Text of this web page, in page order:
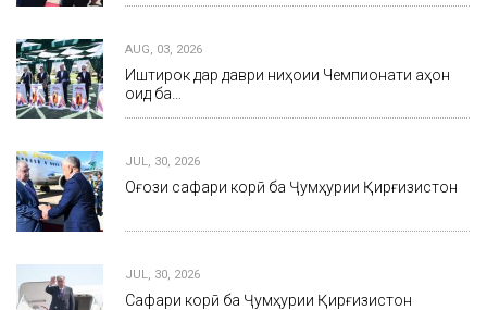
AUG, 03, 2026
Иштирок дар даври ниҳоии Чемпионати ҷаҳон
оид ба…
JUL, 30, 2026
Оғози сафари корӣ ба Ҷумҳурии Қирғизистон
JUL, 30, 2026
Сафари корӣ ба Ҷумҳурии Қирғизистон